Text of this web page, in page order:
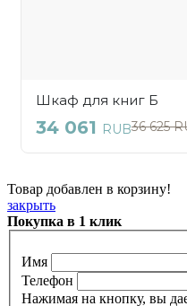
Товар добавлен в корзину!
закрыть
Покупка в 1 клик
Имя
Телефон
Нажимая на кнопку, вы